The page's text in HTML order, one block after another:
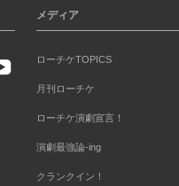
メディア
ローチケTOPICS
月刊ローチケ
ローチケ演劇宣言！
演劇最強論-ing
クランクイン！